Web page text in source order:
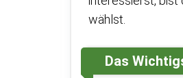
wählst.
Das